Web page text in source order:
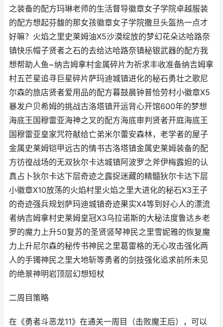
之装备的配方玛琳老师的生活督导徽章女子学院卓越服装
的配方想起芬馥的那女孩徽章女子学院撒旦头盔热一点才
好嘛？火焰之里史莱姆油X5沙漠绽放的梦幻花朵达哈路奈
镇快乐帽子贤者之石的去给达哈路奈镇秘银武器的配方我
想帮助人鱼~纳吉姆拿村金属碎片为祈求丰收准备纳吉姆拿
村五芒星追寻巨星碎片萨玛迪城镇进化的秘石勇壮之歌尼
尔森的旅店贤者爱用品的配方暮鼓晨钟普恰劳村小徽章X5
暴发户贝希姆的挑战古洛塔镇开运背心开馆600年的梦想
海底王国穆雷亚海神之叉的配方海底审判贤者开庭海底王
国穆雷亚皇家咒符献给亡弟米尔蕾安森林，老学者的屋子
金属史莱姆铠甲远古的情书古洛塔镇金属史莱姆装备的配
方彷徨战场的无双狄尔卡达城镇阿波罗之斧伊梅露妲的认
真占卜狄尔卡达下层奇迹之露捉迷藏的精髓狄尔卡达下层
小徽章X10放荡的火焰村里火焰之里大进化的秘石X3王子
的奇迹强兵规划萨玛迪城镇奇迹果实X4等到好心人的漂流
者纳吉姆拿村史莱姆皇冠X3乌拉诺斯的大秘法度鲁达乡老
罗的魔力上升50复苏的圣贤竖琴神民之里雪妮雅的恢复魔
力上升尼尔森的秘传书神民之里葛雷格的无心攻击强化两
人的手镯神民之里大地斩等勇者的剑技强化追求前所未见
的绝景神明岩顶层幻想短杖
二周目策略
在《勇者斗恶龙11》在通关一周目（击败魔王后），可以